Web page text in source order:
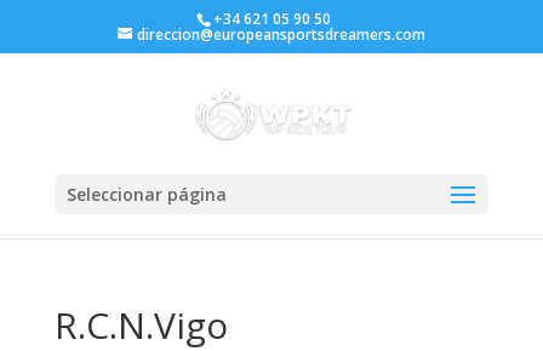
+34 621 05 90 50
direccion@europeansportsdreamers.com
Seleccionar página
R.C.N.Vigo